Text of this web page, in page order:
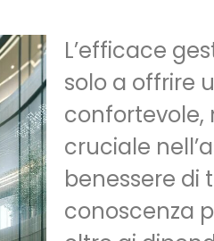
L’efficace
solo a offrire
confortevole,
cruciale
benessere di
conoscenza